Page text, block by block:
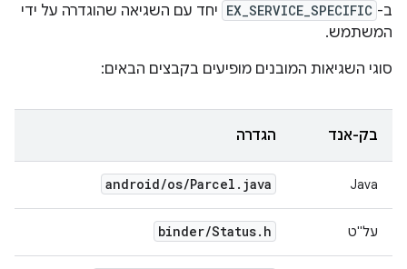
ב- EX_SERVICE_SPECIFIC יחד עם השגיאה שהוגדרה על ידי
המשתמש.
סוגי השגיאות המובנים מופיעים בקבצים הבאים:
בק-אנד הגדרה
Java
android/os/Parcel . java
על"ט binder/Status. h